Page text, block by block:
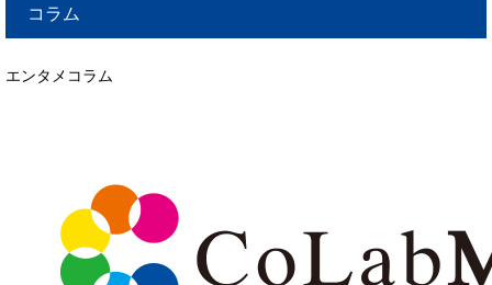
コラム
エンタメコラム